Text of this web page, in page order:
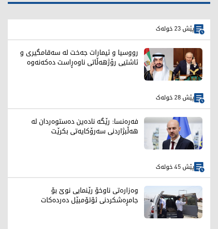
پێش 23 خولەک
رووسیا و ئیمارات جەخت لە سەقامگیری و
ئاشتیی رۆژهەڵاتی ناوەڕاست دەکەنەوە
پێش 28 خولەک
فەرەنسا: رێگە نادەین دەستوەردان لە
هەڵبژاردنی سەرۆکایەتی بکرێت
پێش 45 خولەک
وەزارەتی ناوخۆ رێنمایی نوێ بۆ
جامڕەشکردنی ئۆتۆمبێل دەردەکات